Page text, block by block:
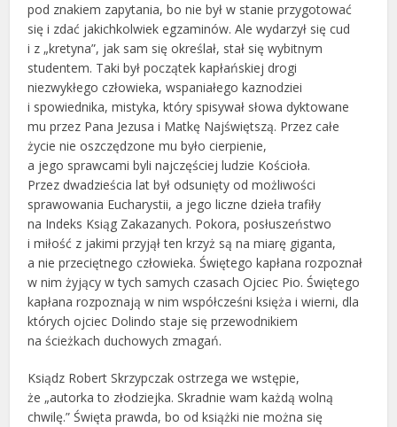
pod znakiem zapytania, bo nie był w stanie przygotować
się i zdać jakichkolwiek egzaminów. Ale wydarzył się cud
i z „kretyna”, jak sam się określał, stał się wybitnym
studentem. Taki był początek kapłańskiej drogi
niezwykłego człowieka, wspaniałego kaznodziei
i spowiednika, mistyka, który spisywał słowa dyktowane
mu przez Pana Jezusa i Matkę Najświętszą. Przez całe
życie nie oszczędzone mu było cierpienie,
a jego sprawcami byli najczęściej ludzie Kościoła.
Przez dwadzieścia lat był odsunięty od możliwości
sprawowania Eucharystii, a jego liczne dzieła trafiły
na Indeks Ksiąg Zakazanych. Pokora, posłuszeństwo
i miłość z jakimi przyjął ten krzyż są na miarę giganta,
a nie przeciętnego człowieka. Świętego kapłana rozpoznał
w nim żyjący w tych samych czasach Ojciec Pio. Świętego
kapłana rozpoznają w nim współcześni księża i wierni, dla
których ojciec Dolindo staje się przewodnikiem
na ścieżkach duchowych zmagań.
Ksiądz Robert Skrzypczak ostrzega we wstępie,
że „autorka to złodziejka. Skradnie wam każdą wolną
chwilę.” Święta prawda, bo od książki nie można się